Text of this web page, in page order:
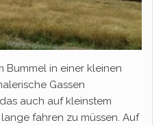
Bummel in einer kleinen
Gassen
auch auf kleinstem
fahren zu müssen. Auf